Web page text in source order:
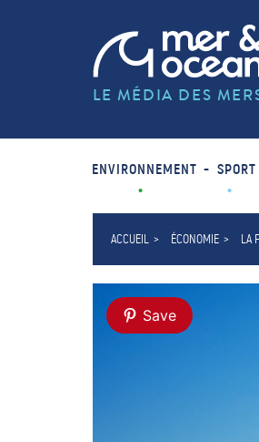
LE MÉDIA DES
ENVIRONNEMENT SPORT
ACCUEIL ÉCONOMIE LA
Save